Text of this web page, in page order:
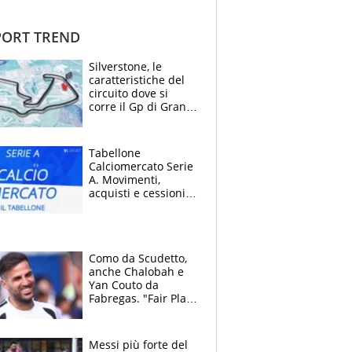
TREND
Silverstone, le
caratteristiche del
circuito dove si
corre il Gp di Gran
Tabellone
Calciomercato Serie
A. Movimenti,
acquisti e cessioni:
Como da Scudetto,
anche Chalobah e
Yan Couto da
Fabregas. "Fair Play
multa"
Messi più forte del